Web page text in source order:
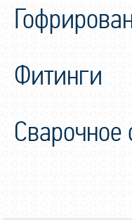
Фитинги
Сварочное